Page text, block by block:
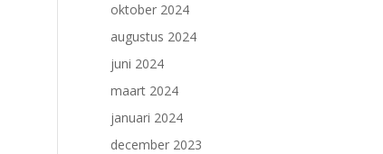
oktober 2024
augustus 2024
juni 2024
maart 2024
januari 2024
december 2023